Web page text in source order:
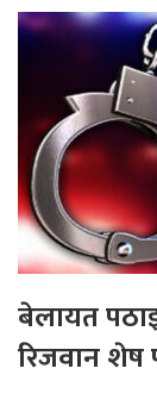
बेलायत
रिजवान शेष